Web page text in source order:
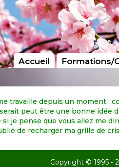
Accueil Formations/
travaille depuis un moment :
peut être une bonne idée
je pense que vous allez me
de recharger ma grille de
Copyright © 1995 -